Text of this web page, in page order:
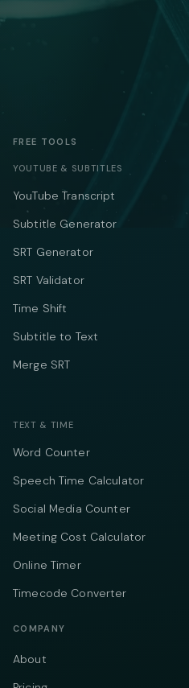
FREE TOOLS
YOUTUBE & SUBTITLES
YouTube Transcript
Subtitle Generator
SRT Generator
SRT Validator
Time Shift
Subtitle to Text
Merge SRT
TEXT & TIME
Word Counter
Speech Time Calculator
Social Media Counter
Meeting Cost Calculator
Online Timer
Timecode Converter
COMPANY
About